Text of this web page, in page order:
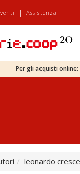
| Assistenza
Per gli acquisti
leonardo